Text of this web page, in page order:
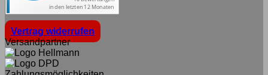
Vertrag widerrufen
Versandpartner